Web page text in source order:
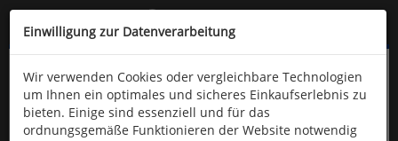
Kompletten Head der Seite überspringen
oder (06766) 9323-960
Einwilligung zur Datenverarbeitung
Wir verwenden Cookies oder vergleichbare Technologien
um Ihnen ein optimales und sicheres Einkaufserlebnis zu
bieten. Einige sind essenziell und für das
ordnungsgemäße Funktionieren der Website notwendig